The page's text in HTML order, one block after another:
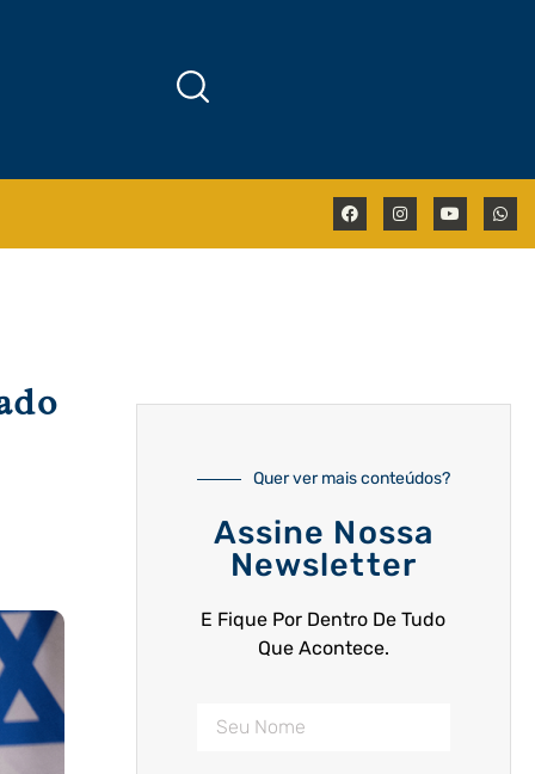
Quer ver mais conteúdos?
Assine Nossa
Newsletter
E Fique Por Dentro De Tudo
Que Acontece.